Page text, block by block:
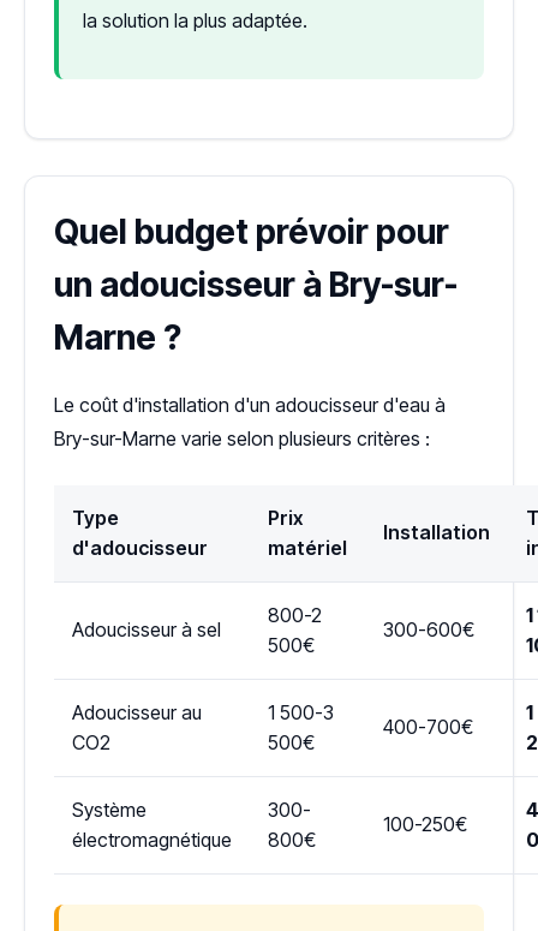
la solution la plus adaptée.
Quel budget prévoir pour
un adoucisseur à Bry-sur-
Marne ?
Le coût d'installation d'un adoucisseur d'eau à
Bry-sur-Marne varie selon plusieurs critères :
Type
d'adoucisseur
Prix
matériel
Installation
Adoucisseur à sel
800-2
500€
300-600€
Adoucisseur au
CO2
1 500-3
500€
400-700€
Système
électromagnétique
300-
800€
100-250€